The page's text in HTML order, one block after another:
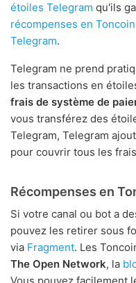
étoiles Telegram qu'ils
récompenses en Toncoin
Telegram.
Telegram ne prend
les transactions en
frais de système de
vous transférez des
Telegram, Telegram
pour couvrir tous les
Récompenses en
Si votre canal ou bot a
pouvez les retirer sous
via Fragment. Les
The Open Network, la